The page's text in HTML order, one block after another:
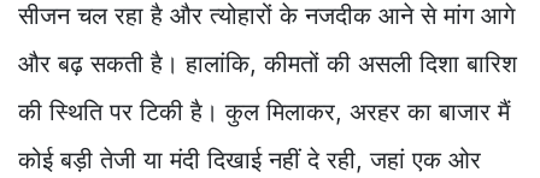
सीजन चल रहा है और त्योहारों के नजदीक आने से मांग आगे
और बढ़ सकती है। हालांकि, कीमतों की असली दिशा बारिश
की स्थिति पर टिकी है। कुल मिलाकर, अरहर का बाजार मैं
कोई बड़ी तेजी या मंदी दिखाई नहीं दे रही, जहां एक ओर